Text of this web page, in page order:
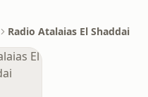
Radio Atalaias El Shaddai